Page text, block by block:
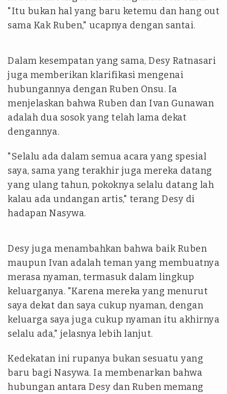
"Itu bukan hal yang baru ketemu dan hang out
sama Kak Ruben," ucapnya dengan santai.
Dalam kesempatan yang sama, Desy Ratnasari
juga memberikan klarifikasi mengenai
hubungannya dengan Ruben Onsu. Ia
menjelaskan bahwa Ruben dan Ivan Gunawan
adalah dua sosok yang telah lama dekat
dengannya.
"Selalu ada dalam semua acara yang spesial
saya, sama yang terakhir juga mereka datang
yang ulang tahun, pokoknya selalu datang lah
kalau ada undangan artis," terang Desy di
hadapan Nasywa.
Desy juga menambahkan bahwa baik Ruben
maupun Ivan adalah teman yang membuatnya
merasa nyaman, termasuk dalam lingkup
keluarganya. "Karena mereka yang menurut
saya dekat dan saya cukup nyaman, dengan
keluarga saya juga cukup nyaman itu akhirnya
selalu ada," jelasnya lebih lanjut.
Kedekatan ini rupanya bukan sesuatu yang
baru bagi Nasywa. Ia membenarkan bahwa
hubungan antara Desy dan Ruben memang